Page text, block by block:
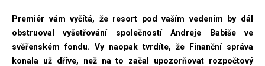
Premiér vám vyčítá, že resort pod vaším vedením by dál
obstruoval vyšetřování společností Andreje Babiše ve
svěřenském fondu. Vy naopak tvrdíte, že Finanční správa
konala už dříve, než na to začal upozorňovat rozpočtový